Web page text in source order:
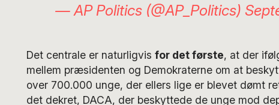
— AP Politics (@AP_Politics)
Det centrale er naturligvis for det første, at der
mellem præsidenten og Demokraterne om at
over 700.000 unge, der ellers lige er blevet dømt
det dekret, DACA, der beskyttede de unge mod